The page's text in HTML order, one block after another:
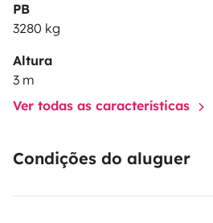
PB
3280 kg
Altura
3 m
Ver todas as características
Condições do aluguer